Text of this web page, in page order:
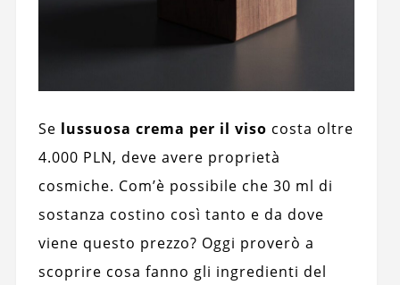
Se lussuosa crema per il viso costa oltre
4.000 PLN, deve avere proprietà
cosmiche. Com’è possibile che 30 ml di
sostanza costino così tanto e da dove
viene questo prezzo? Oggi proverò a
scoprire cosa fanno gli ingredienti del